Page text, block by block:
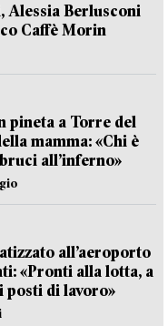
Alessia Berlusconi
Caffè Morin
pineta a Torre del
mamma: «Chi è
all’inferno»
all’aeroporto
«Pronti alla lotta, a
posti di lavoro»